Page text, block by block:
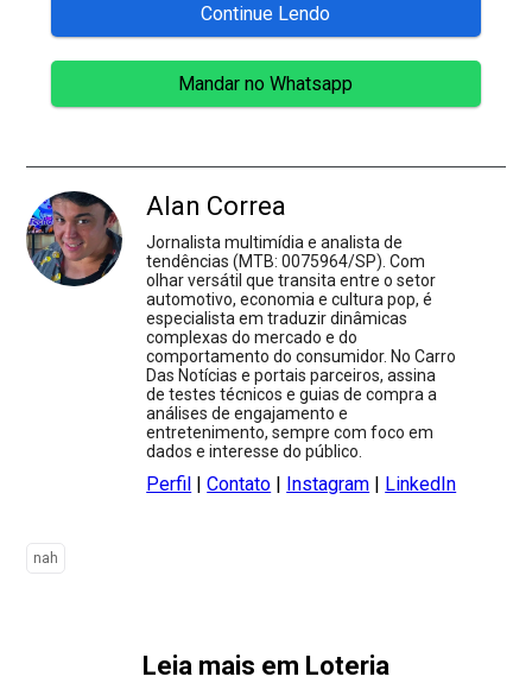
Continue Lendo
Mandar no Whatsapp
Alan Correa
Jornalista multimídia e analista de
tendências (MTB: 0075964/SP). Com
olhar versátil que transita entre o setor
automotivo, economia e cultura pop, é
especialista em traduzir dinâmicas
complexas do mercado e do
comportamento do consumidor. No Carro
Das Notícias e portais parceiros, assina
de testes técnicos e guias de compra a
análises de engajamento e
entretenimento, sempre com foco em
dados e interesse do público.
Perfil |Contato | Instagram | LinkedIn
nah
Leia mais em Loteria